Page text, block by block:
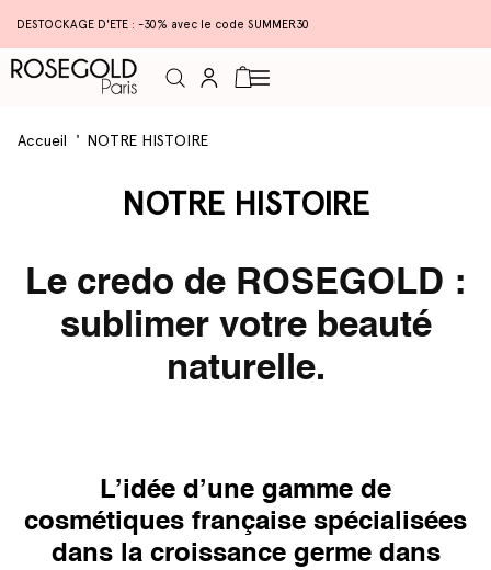
DESTOCKAGE D'ETE : -30% avec le code SUMMER30
ConnexionPanier
Accueil NOTRE HISTOIRE
NOTRE HISTOIRE
Le credo de ROSEGOLD :
sublimer votre beauté
naturelle.
L’idée d’une gamme de
cosmétiques française spécialisées
dans la croissance germe dans